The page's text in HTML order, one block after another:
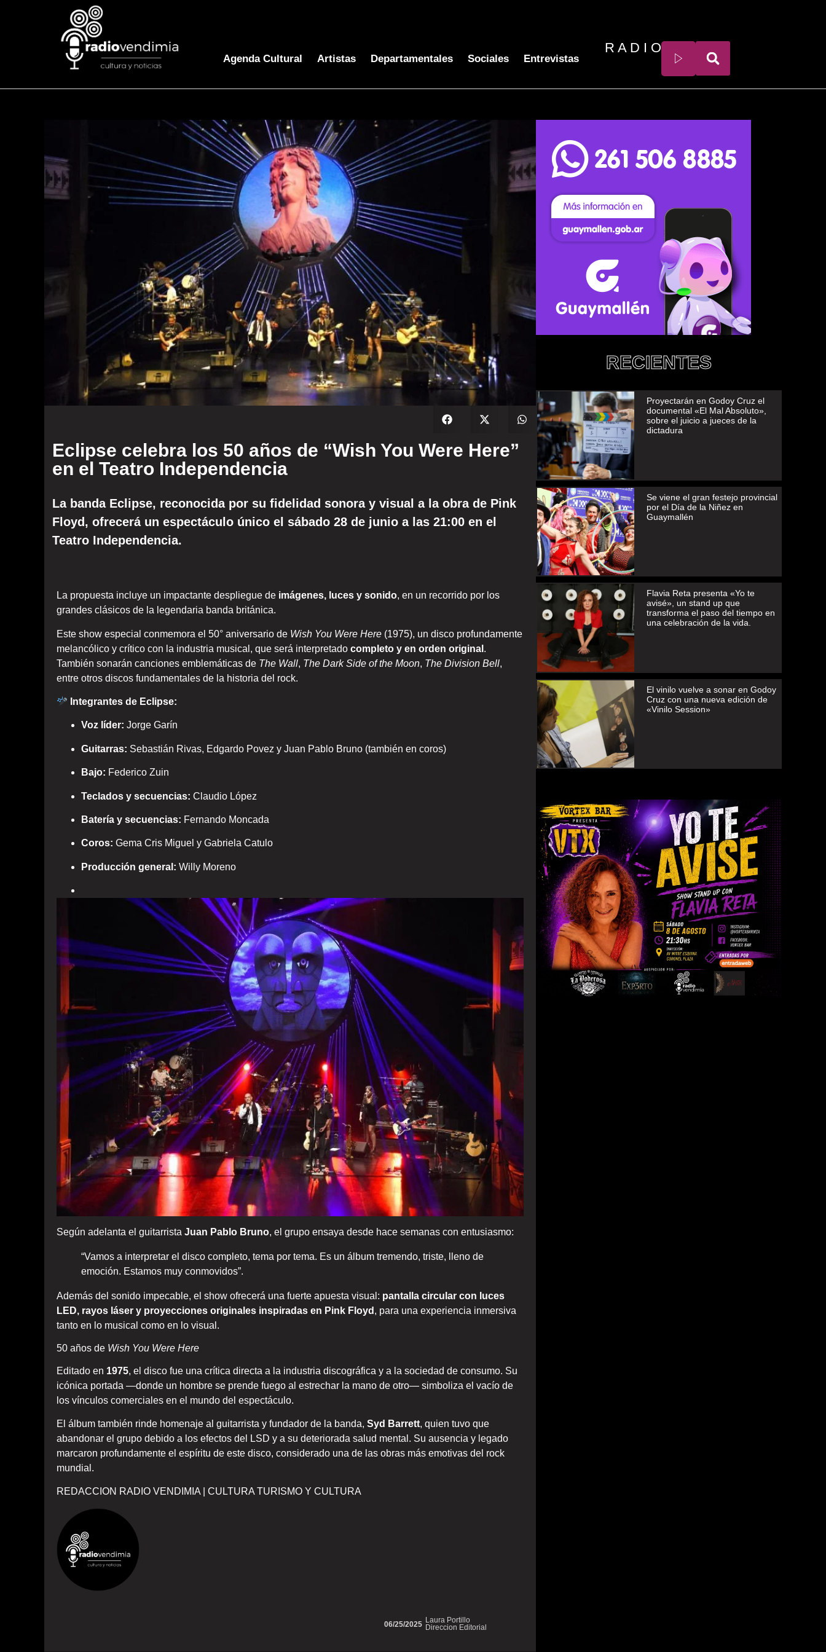
Agenda Cultural Artistas Departamentales Sociales Entrevistas
R A D I O
Eclipse celebra los 50 años de “Wish You Were Here”
en el Teatro Independencia
La banda Eclipse, reconocida por su fidelidad sonora y visual a la obra de Pink
Floyd, ofrecerá un espectáculo único el sábado 28 de junio a las 21:00 en el
Teatro Independencia.
La propuesta incluye un impactante despliegue de imágenes, luces y sonido, en un recorrido por los
grandes clásicos de la legendaria banda británica.
Este show especial conmemora el 50° aniversario de Wish You Were Here (1975), un disco profundamente
melancólico y crítico con la industria musical, que será interpretado completo y en orden original .
También sonarán canciones emblemáticas de The Wall, The Dark Side of the Moon, The Division Bell,
entre otros discos fundamentales de la historia del rock.
Integrantes de Eclipse:
Voz líder: Jorge Garín
Guitarras: Sebastián Rivas, Edgardo Povez y Juan Pablo Bruno (también en coros)
Bajo: Federico Zuin
Teclados y secuencias: Claudio López
Batería y secuencias: Fernando Moncada
Coros: Gema Cris Miguel y Gabriela Catulo
Producción general: Willy Moreno
Según adelanta el guitarrista Juan Pablo Bruno, el grupo ensaya desde hace semanas con entusiasmo:
“Vamos a interpretar el disco completo, tema por tema. Es un álbum tremendo, triste, lleno de
emoción. Estamos muy conmovidos”.
Además del sonido impecable, el show ofrecerá una fuerte apuesta visual: pantalla circular con luces
LED, rayos láser y proyecciones originales inspiradas en Pink Floyd , para una experiencia inmersiva
tanto en lo musical como en lo visual.
50 años de Wish You Were Here
Editado en 1975, el disco fue una crítica directa a la industria discográfica y a la sociedad de consumo. Su
icónica portada —donde un hombre se prende fuego al estrechar la mano de otro— simboliza el vacío de
los vínculos comerciales en el mundo del espectáculo.
El álbum también rinde homenaje al guitarrista y fundador de la banda, Syd Barrett, quien tuvo que
abandonar el grupo debido a los efectos del LSD y a su deteriorada salud mental. Su ausencia y legado
marcaron profundamente el espíritu de este disco, considerado una de las obras más emotivas del rock
mundial.
REDACCION RADIO VENDIMIA | CULTURA TURISMO Y CULTURA
Laura Portillo
Direccion Editorial
06/25/2025
RECIENTES
Proyectarán en Godoy Cruz el
documental «El Mal Absoluto»,
sobre el juicio a jueces de la
dictadura
Se viene el gran festejo provincial
por el Día de la Niñez en
Guaymallén
Flavia Reta presenta «Yo te
avisé», un stand up que
transforma el paso del tiempo en
una celebración de la vida.
El vinilo vuelve a sonar en Godoy
Cruz con una nueva edición de
«Vinilo Session»